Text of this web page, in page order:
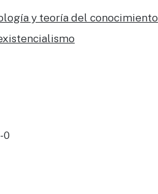
y teoría del conocimiento
0